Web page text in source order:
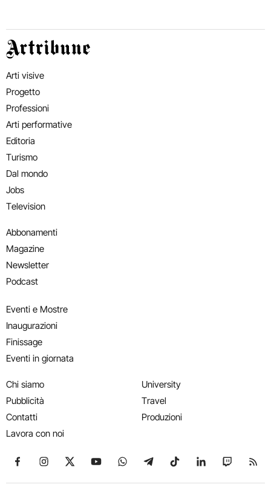
Artribune
Arti visive
Progetto
Professioni
Arti performative
Editoria
Turismo
Dal mondo
Jobs
Television
Abbonamenti
Magazine
Newsletter
Podcast
Eventi e Mostre
Inaugurazioni
Finissage
Eventi in giornata
Chi siamo
Pubblicità
Contatti
Lavora con noi
University
Travel
Produzioni
Seguici su Facebook
Seguici su Instagram
Seguici su X
Seguici su YouTube
Seguici su WhatsApp
Seguici su Telegram
Seguici su TikTok
Seguici su
Seguici